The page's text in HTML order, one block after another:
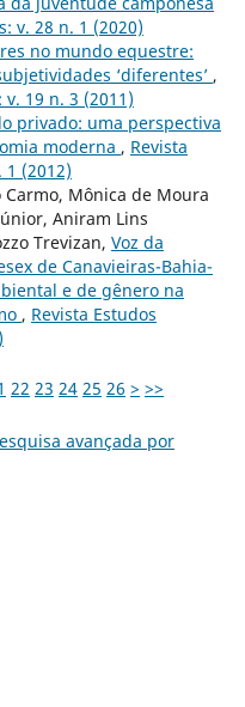
v. 28 n. 1 (2020)
no mundo equestre:
‘diferentes’ ,
19 n. 3 (2011)
privado: uma perspectiva
moderna , Revista
1 (2012)
Mônica de Moura
Aniram Lins
Trevizan, Voz da
de Canavieiras-Bahia-
e de gênero na
, Revista Estudos
22 23 24 25 26 > >>
avançada por